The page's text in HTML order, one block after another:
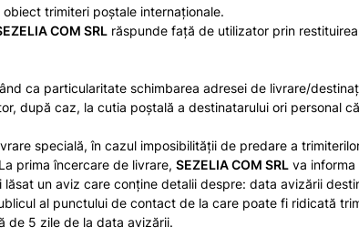
trimiteri poștale internaționale.
COM SRL răspunde faţă de utilizator prin
ca particularitate schimbarea adresei de livrare/
după caz, la cutia poştală a destinatarului ori personal
specială, în cazul imposibilităţii de predare a
prima încercare de livrare, SEZELIA COM SRL va
un aviz care conține detalii despre: data avizării
al punctului de contact de la care poate fi ridicată
de 5 zile de la data avizării.